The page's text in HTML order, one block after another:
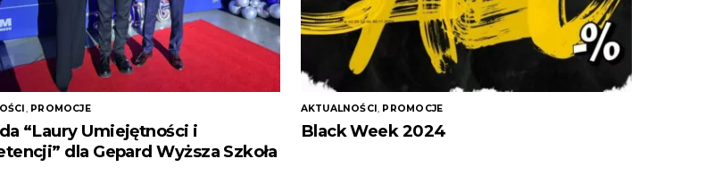
, PROMOCJE
“Laury Umiejętności i
dla Gepard Wyższa Szkoła
AKTUALNOŚCI, PROMOCJE
Black Week 2024